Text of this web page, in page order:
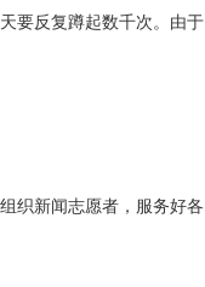
要反复蹲起数千次。由于
织新闻志愿者，服务好各